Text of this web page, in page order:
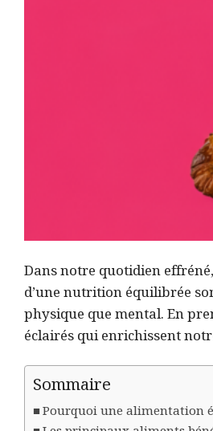
Dans notre quotidien
d’une nutrition équilibrée
physique que mental. En
éclairés qui enrichissent
Sommaire
Pourquoi une alimentation